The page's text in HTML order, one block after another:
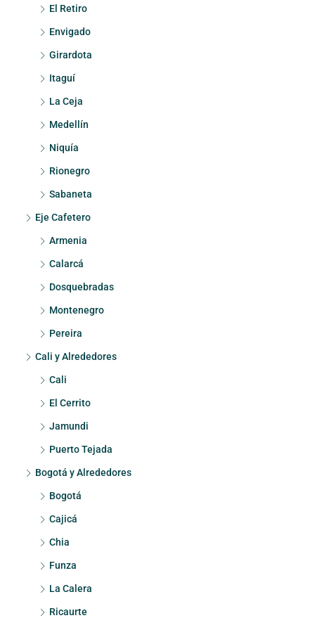
El Retiro
Envigado
Girardota
Itaguí
La Ceja
Medellín
Niquía
Rionegro
Sabaneta
Eje Cafetero
Armenia
Calarcá
Dosquebradas
Montenegro
Pereira
Cali y Alrededores
Cali
El Cerrito
Jamundi
Puerto Tejada
Bogotá y Alrededores
Bogotá
Cajicá
Chia
Funza
La Calera
Ricaurte